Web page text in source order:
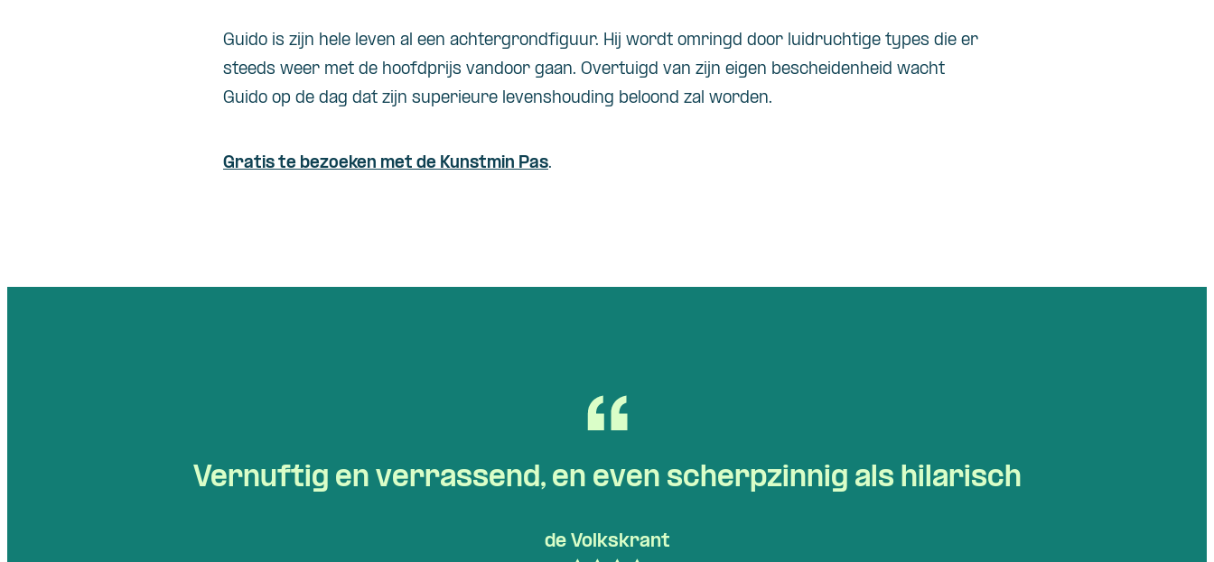
Guido is zijn hele leven al een achtergrondfiguur. Hij wordt omringd door luidruchtige types die er
steeds weer met de hoofdprijs vandoor gaan. Overtuigd van zijn eigen bescheidenheid wacht
Guido op de dag dat zijn superieure levenshouding beloond zal worden.
Gratis te bezoeken met de Kunstmin Pas.
Vernuftig en verrassend, en even scherpzinnig als hilarisch
de Volkskrant